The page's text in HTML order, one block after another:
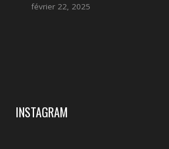
février 22, 2025
INSTAGRAM